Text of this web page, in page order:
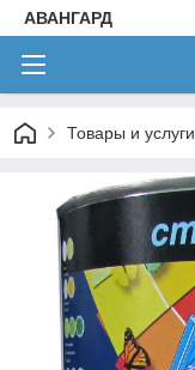
АВАНГАРД
Товары и услуги